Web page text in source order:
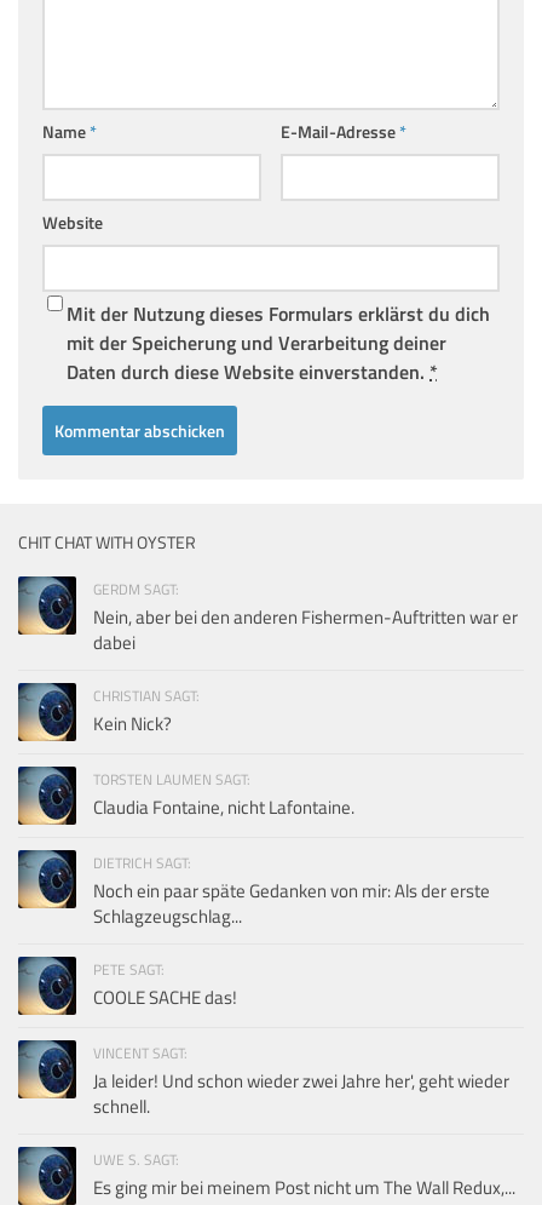
Name* E-Mail-Adresse*
Website
Mit der Nutzung dieses Formulars erklärst du dich
mit der Speicherung und Verarbeitung deiner
Daten durch diese Website einverstanden. *
CHIT CHAT WITH OYSTER
GERDM SAGT:
Nein, aber bei den anderen Fishermen-Auftritten war er
dabei
CHRISTIAN SAGT:
Kein Nick?
TORSTEN LAUMEN SAGT:
Claudia Fontaine, nicht Lafontaine.
DIETRICH SAGT:
Noch ein paar späte Gedanken von mir: Als der erste
Schlagzeugschlag...
PETE SAGT:
COOLE SACHE das!
VINCENT SAGT:
Ja leider! Und schon wieder zwei Jahre her', geht wieder
schnell.
UWE S. SAGT:
Es ging mir bei meinem Post nicht um The Wall Redux,...